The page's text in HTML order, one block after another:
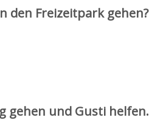
den Freizeitpark gehen?
gehen und Gusti helfen.